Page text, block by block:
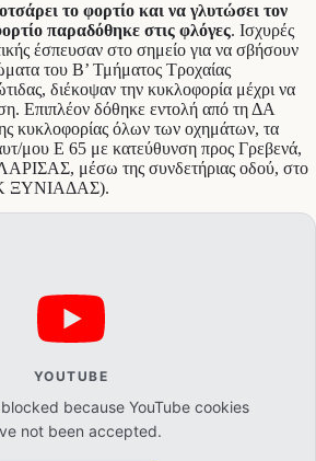
το φορτίο και να γλυτώσει τον
παραδόθηκε στις φλόγες. Ισχυρές
έσπευσαν στο σημείο για να σβήσουν
του Β’ Τμήματος Τροχαίας
διέκοψαν την κυκλοφορία μέχρι να
Επιπλέον δόθηκε εντολή από τη ΔΑ
κυκλοφορίας όλων των οχημάτων, τα
μου Ε 65 με κατεύθυνση προς Γρεβενά,
μέσω της συνδετήριας οδού, στο
Κ ΞΥΝΙΑΔΑΣ).
YOUTUBE
because YouTube cookies
not been accepted.